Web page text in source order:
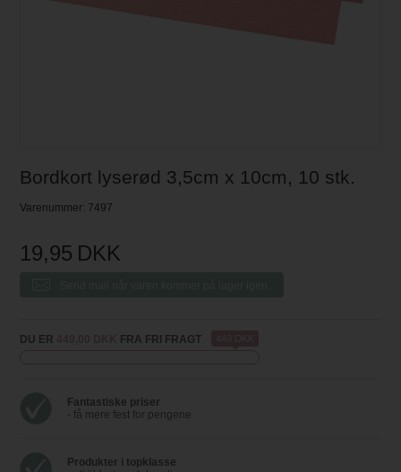
Bordkort lyserød 3,5cm x 10cm, 10 stk.
Varenummer: 7497
19,95 DKK
DU ER FRA FRI FRAGT
Fantastiske priser
- få mere fest for pengene
Produkter i topklasse